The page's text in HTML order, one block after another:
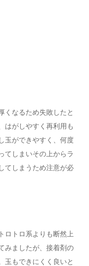
くなるため失敗したと
はがしやすく再利用も
玉ができやすく、何度
てしまいその上からラ
てしまうため注意が必
ロトロ系よりも断然上
みましたが、接着剤の
玉もできにくく良いと